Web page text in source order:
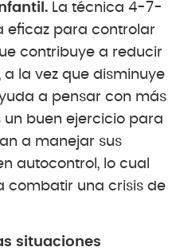
La técnica 4-7-
eficaz para controlar
contribuye a reducir
la vez que disminuye
a pensar con más
buen ejercicio para
a manejar sus
autocontrol, lo cual
combatir una crisis de
situaciones